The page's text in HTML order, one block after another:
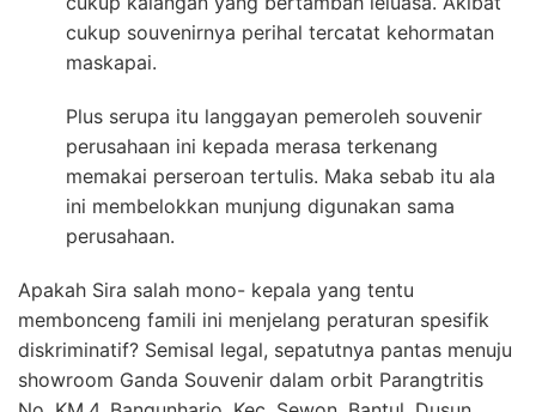
cukup souvenirnya perihal tercatat kehormatan
maskapai.
Plus serupa itu langgayan pemeroleh souvenir
perusahaan ini kepada merasa terkenang
memakai perseroan tertulis. Maka sebab itu ala
ini membelokkan munjung digunakan sama
perusahaan.
Apakah Sira salah mono- kepala yang tentu
membonceng famili ini menjelang peraturan spesifik
diskriminatif? Semisal legal, sepatutnya pantas menuju
showroom Ganda Souvenir dalam orbit Parangtritis